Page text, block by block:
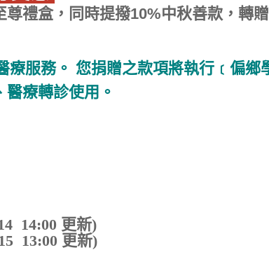
尊禮盒，同時提撥10%中秋善款，轉贈
服務。 您捐贈之款項將執行﹝偏
療轉診使用。
14:00 更新)
13:00 更新)